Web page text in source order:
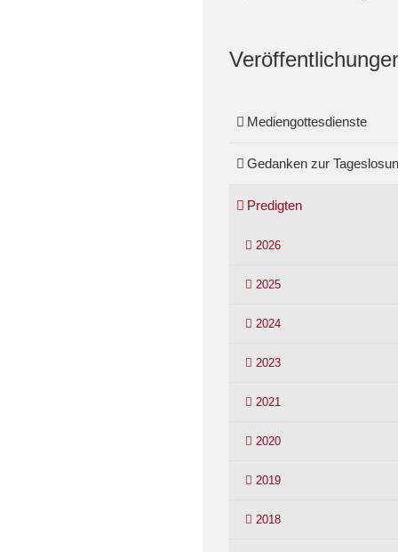
Mediengottesdienste
Gedanken zur
Predigten
2026
2025
2024
2023
2021
2020
2019
2018